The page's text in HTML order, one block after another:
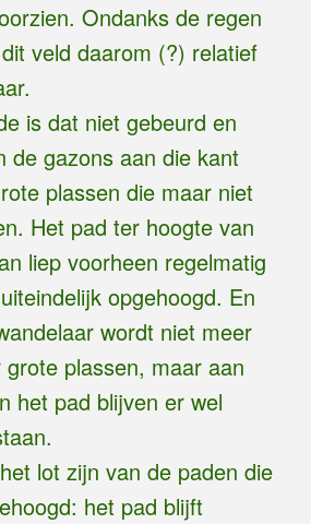
Ondanks de regen
veld daarom (?) relatief
is dat niet gebeurd en
de gazons aan die kant
plassen die maar niet
Het pad ter hoogte van
liep voorheen regelmatig
opgehoogd. En
wordt niet meer
plassen, maar aan
het pad blijven er wel
lot zijn van de paden die
het pad blijft